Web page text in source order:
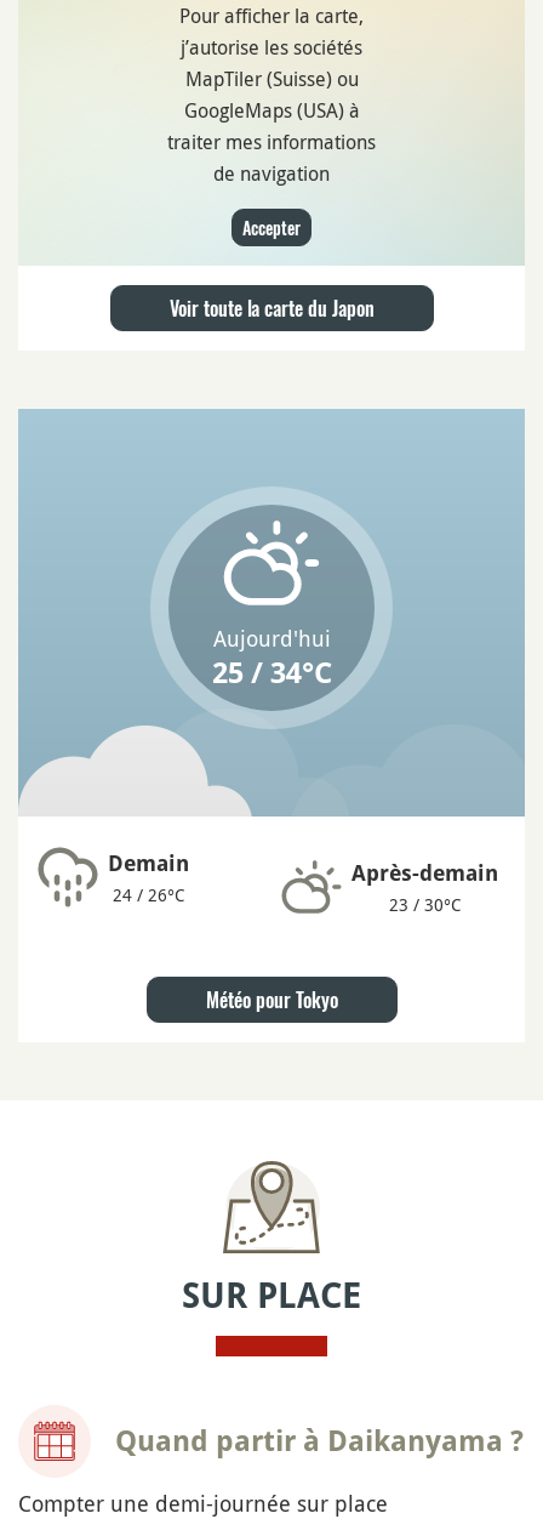
Pour afficher la carte,
j’autorise les sociétés
MapTiler (Suisse) ou
GoogleMaps (USA) à
traiter mes informations
de navigation
Accepter
Voir toute la carte du Japon
Aujourd'hui
25 / 34°C
Demain
24 / 26°C
Après-demain
23 / 30°C
Météo pour Tokyo
SUR PLACE
Quand partir à Daikanyama ?
Compter une demi-journée sur place